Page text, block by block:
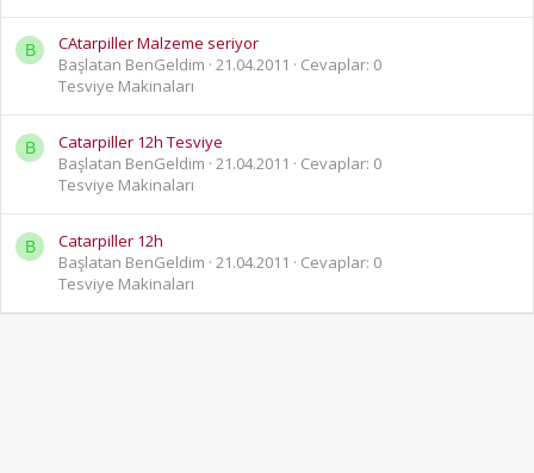
B
CAtarpiller Malzeme seriyor
Başlatan BenGeldim 21.04.2011
Cevaplar: 0
Tesviye Makinaları
B
Catarpiller 12h Tesviye
Başlatan BenGeldim 21.04.2011
Cevaplar: 0
Tesviye Makinaları
B
Catarpiller 12h
Başlatan BenGeldim
21.04.2011
Cevaplar: 0
Tesviye Makinaları